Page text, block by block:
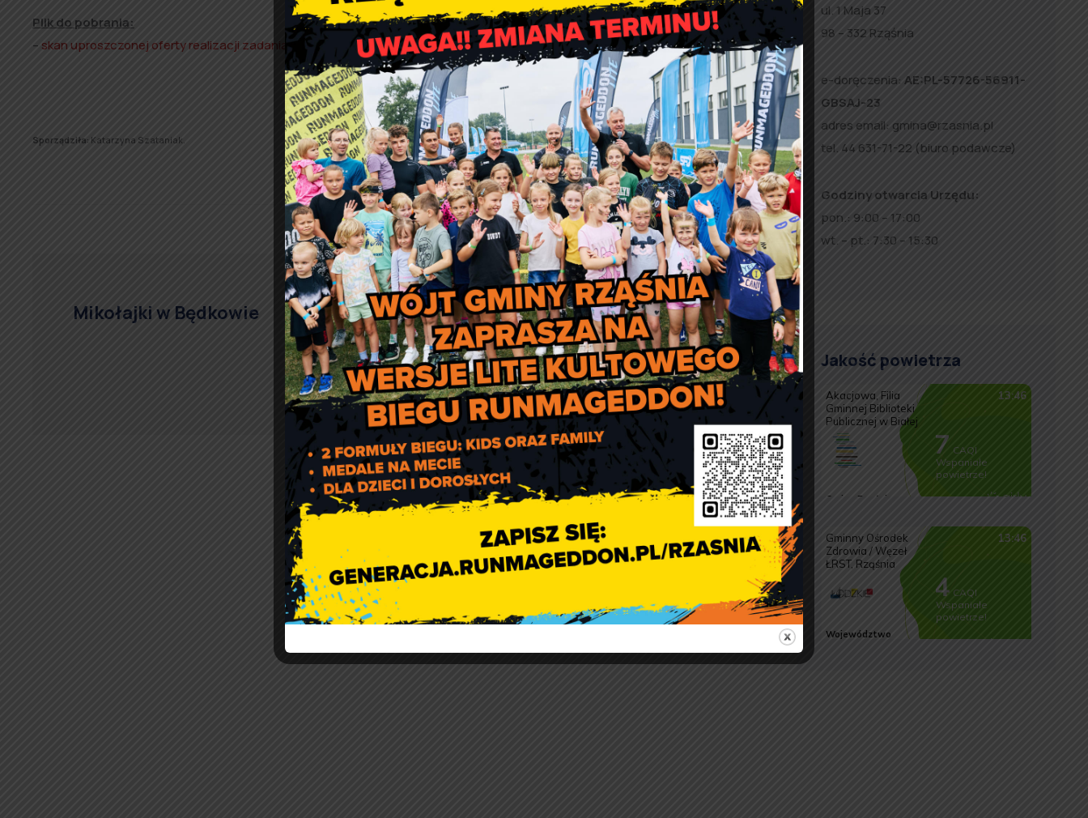
Plik do pobrania:
– skan uproszczonej oferty realizacji zadania publicznego.
Sporządziła: Katarzyna Szataniak.
Mikołajki w Będkowie
Ogłoszenie o naborze
wniosków o udzielenie dotacji
na wspieranie zadań z zakresu
rozwoju sportu
ul. 1 Maja 37
98 – 332 Rząśnia
e-doręczenia: AE:PL-57726-56911-
GBSAJ-23
adres email: gmina@rzasnia.pl
tel. 44 631-71-22 (biuro podawcze)
Godziny otwarcia Urzędu:
pon.: 9:00 – 17:00
wt. – pt.: 7:30 – 15:30
Jakość powietrza